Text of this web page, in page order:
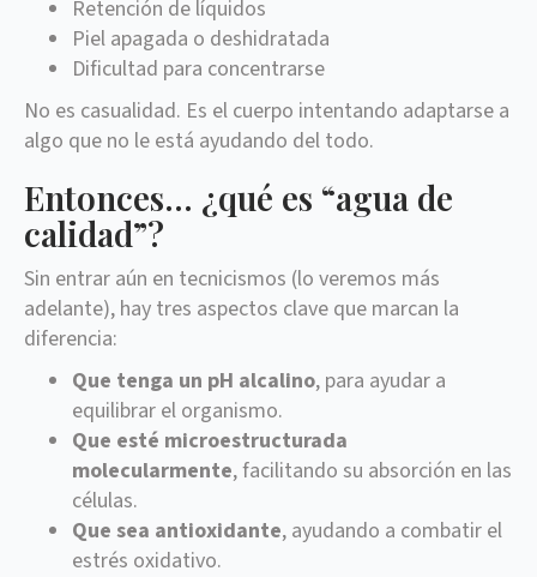
Retención de líquidos
Piel apagada o deshidratada
Dificultad para concentrarse
No es casualidad. Es el cuerpo intentando adaptarse a
algo que no le está ayudando del todo.
Entonces… ¿qué es “agua de
calidad”?
Sin entrar aún en tecnicismos (lo veremos más
adelante), hay tres aspectos clave que marcan la
diferencia:
Que tenga un pH alcalino, para ayudar a
equilibrar el organismo.
Que esté microestructurada
molecularmente, facilitando su absorción en las
células.
Que sea antioxidante, ayudando a combatir el
estrés oxidativo.